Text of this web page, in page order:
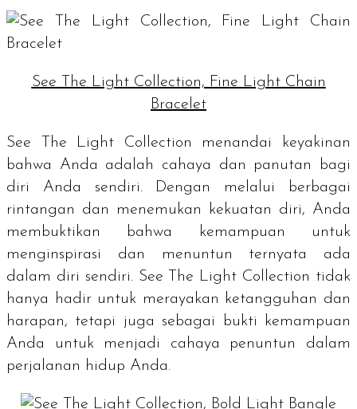
See The Light Collection, Fine Light Chain
Bracelet
See The Light Collection menandai keyakinan
bahwa Anda adalah cahaya dan panutan bagi
diri Anda sendiri. Dengan melalui berbagai
rintangan dan menemukan kekuatan diri, Anda
membuktikan bahwa kemampuan untuk
menginspirasi dan menuntun ternyata ada
dalam diri sendiri. See The Light Collection tidak
hanya hadir untuk merayakan ketangguhan dan
harapan, tetapi juga sebagai bukti kemampuan
Anda untuk menjadi cahaya penuntun dalam
perjalanan hidup Anda.